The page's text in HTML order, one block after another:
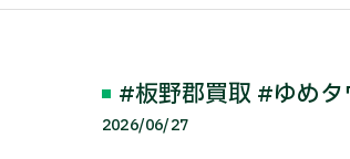
#板野郡買取 #ゆめ
2026/06/27